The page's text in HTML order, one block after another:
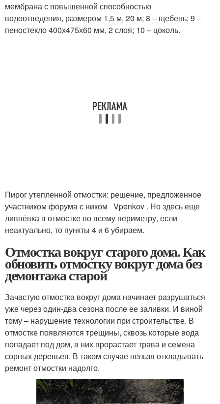
мембрана с повышенной способностью
водоотведения, размером 1,5 м, 20 м; 8 – щебень; 9 –
пеностекло 400х475х60 мм, 2 слоя; 10 – цоколь.
Пирог утепленной отмостки: решение, предложенное
участником форума с ником Vpenkov . Но здесь еще
ливнёвка в отмостке по всему периметру, если
неактуально, то пункты 4 и 6 убираем.
Отмостка вокруг старого дома. Как
обновить отмостку вокруг дома без
демонтажа старой
Зачастую отмостка вокруг дома начинает разрушаться
уже через один-два сезона после ее заливки. И виной
тому – нарушение технологии при строительстве. В
отмостке появляются трещины, сквозь которые вода
попадает под дом, в них прорастает трава и семена
сорных деревьев. В таком случае нельзя откладывать
ремонт отмостки надолго.